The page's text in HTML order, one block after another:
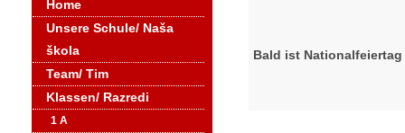
Home
Unsere Schule/ Naša
škola
Team/ Tim
Klassen/ Razredi
1 A
Bald ist Nationalfeiertag